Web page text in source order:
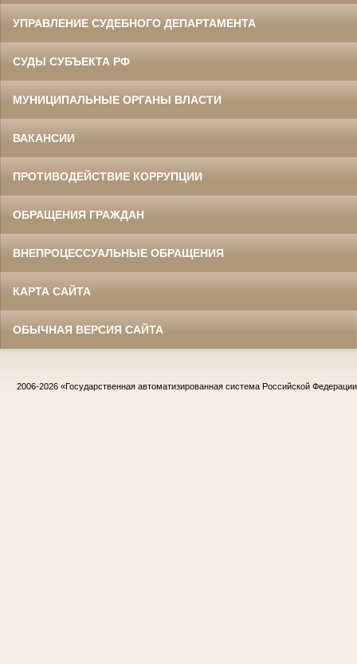
УПРАВЛЕНИЕ СУДЕБНОГО ДЕПАРТАМЕНТА
СУДЫ СУБЪЕКТА РФ
МУНИЦИПАЛЬНЫЕ ОРГАНЫ ВЛАСТИ
ВАКАНСИИ
ПРОТИВОДЕЙСТВИЕ КОРРУПЦИИ
ОБРАЩЕНИЯ ГРАЖДАН
ВНЕПРОЦЕССУАЛЬНЫЕ ОБРАЩЕНИЯ
КАРТА САЙТА
ОБЫЧНАЯ ВЕРСИЯ САЙТА
2006-2026 «Государственная автоматизированная система Российской